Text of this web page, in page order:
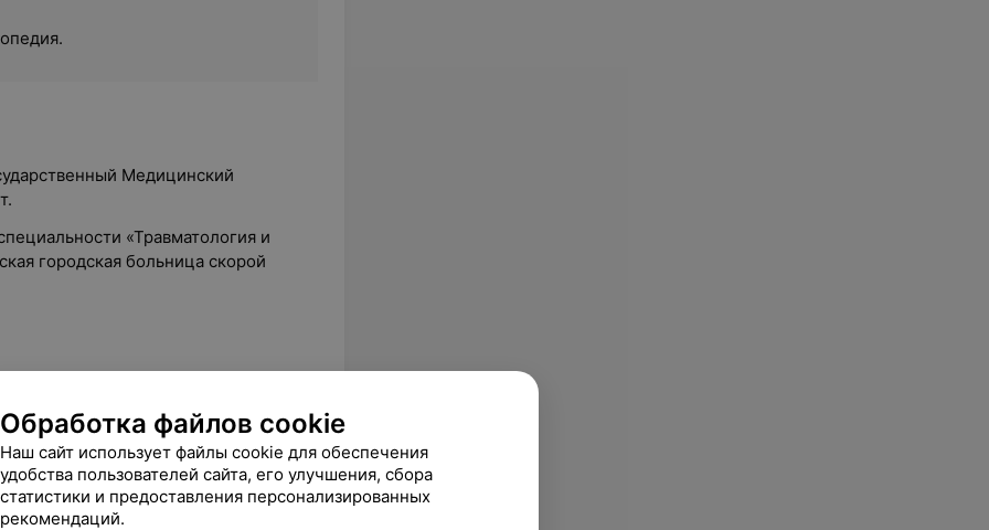
Медицинский
«Травматология и
городская больница скорой
и ортопедия», ГУО «БелМАПО».
суставов», ИПК и ПК УО
университет».
переломов нижних конечностей»,
Обработка файлов cookie
Наш сайт использует файлы cookie для обеспечения
удобства пользователей сайта, его улучшения, сбора
статистики и предоставления персонализированных
рекомендаций.